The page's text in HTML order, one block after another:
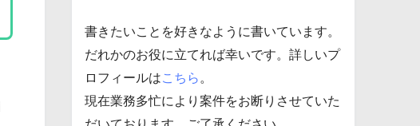
書きたいことを好きなように書いています。
だれかのお役に立てれば幸いです。詳しいプ
ロフィールはこちら 。
現在業務多忙により案件をお断りさせていた